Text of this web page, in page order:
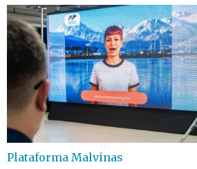
Plataforma Malvinas